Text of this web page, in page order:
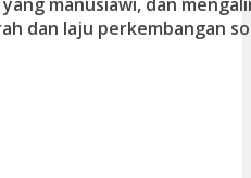
dan laju perkembangan